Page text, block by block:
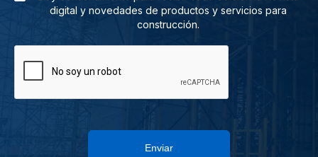
digital y novedades de productos y servicios para
construcción.
Enviar